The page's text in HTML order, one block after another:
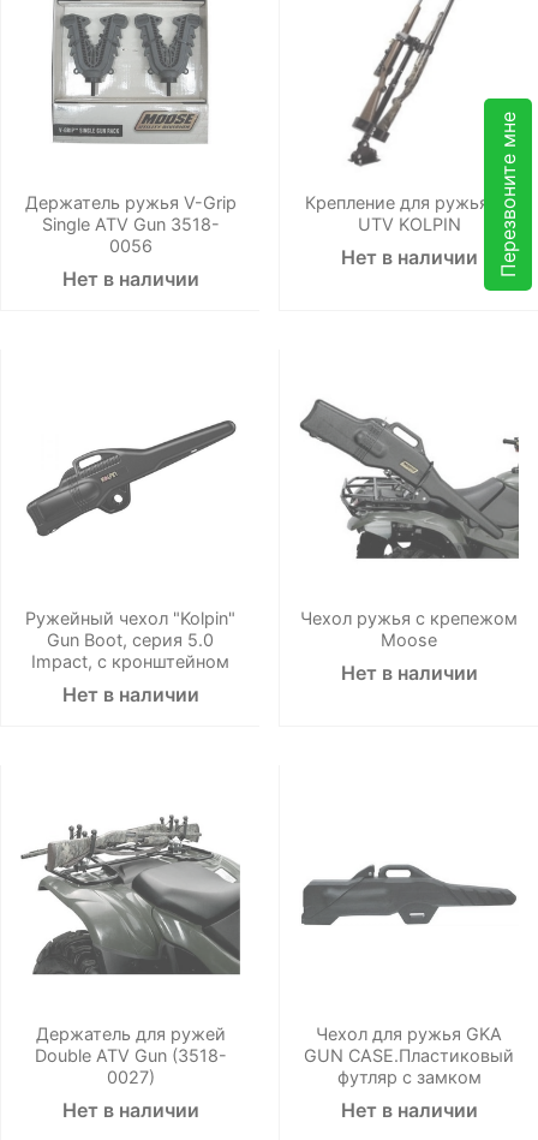
Перезвоните мне
Держатель ружья V-Grip
Single ATV Gun 3518-
0056
Нет в наличии
Крепление для ружья на
UTV KOLPIN
Нет в наличии
Ружейный чехол "Kolpin"
Gun Boot, серия 5.0
Impact, с кронштейном
Нет в наличии
Чехол ружья с крепежом
Moose
Нет в наличии
Держатель для ружей
Double ATV Gun (3518-
0027)
Нет в наличии
Чехол для ружья GKA
GUN CASE.Пластиковый
футляр с замком
Нет в наличии